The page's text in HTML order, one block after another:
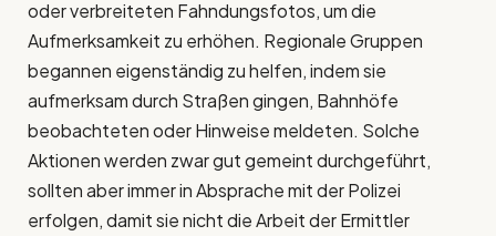
oder verbreiteten Fahndungsfotos, um die
Aufmerksamkeit zu erhöhen. Regionale Gruppen
begannen eigenständig zu helfen, indem sie
aufmerksam durch Straßen gingen, Bahnhöfe
beobachteten oder Hinweise meldeten. Solche
Aktionen werden zwar gut gemeint durchgeführt,
sollten aber immer in Absprache mit der Polizei
erfolgen, damit sie nicht die Arbeit der Ermittler